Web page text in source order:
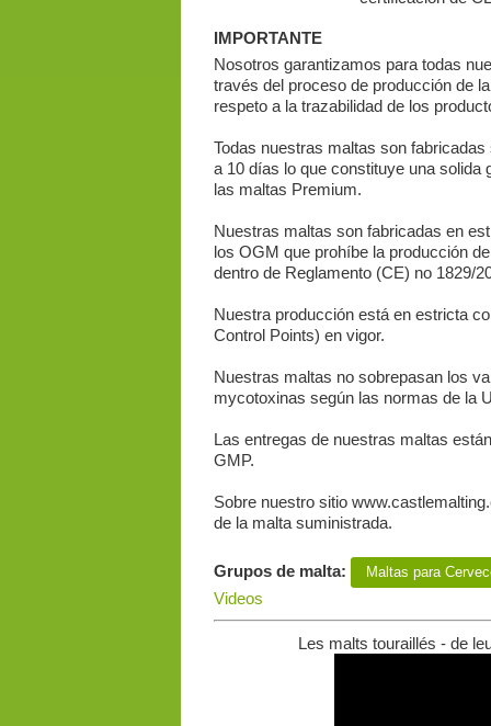
IMPORTANTE
Nosotros garantizamos para todas
través del proceso de producción de
respeto a la trazabilidad de los
Todas nuestras maltas son
a 10 días lo que constituye una solida
las maltas Premium.
Nuestras maltas son fabricadas en
los OGM que prohíbe la producción
dentro de Reglamento (CE) no 1829/
Nuestra producción está en estricta
Control Points) en vigor.
Nuestras maltas no sobrepasan los
mycotoxinas según las normas de la
Las entregas de nuestras maltas
GMP.
Sobre nuestro sitio
de la malta suministrada.
Grupos de malta: Maltas para
Videos
Les malts touraillés - de